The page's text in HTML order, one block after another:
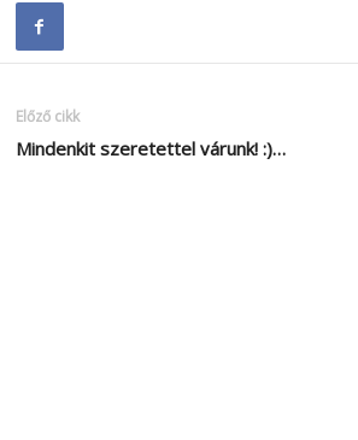
Előző cikk
Mindenkit szeretettel várunk! :)…